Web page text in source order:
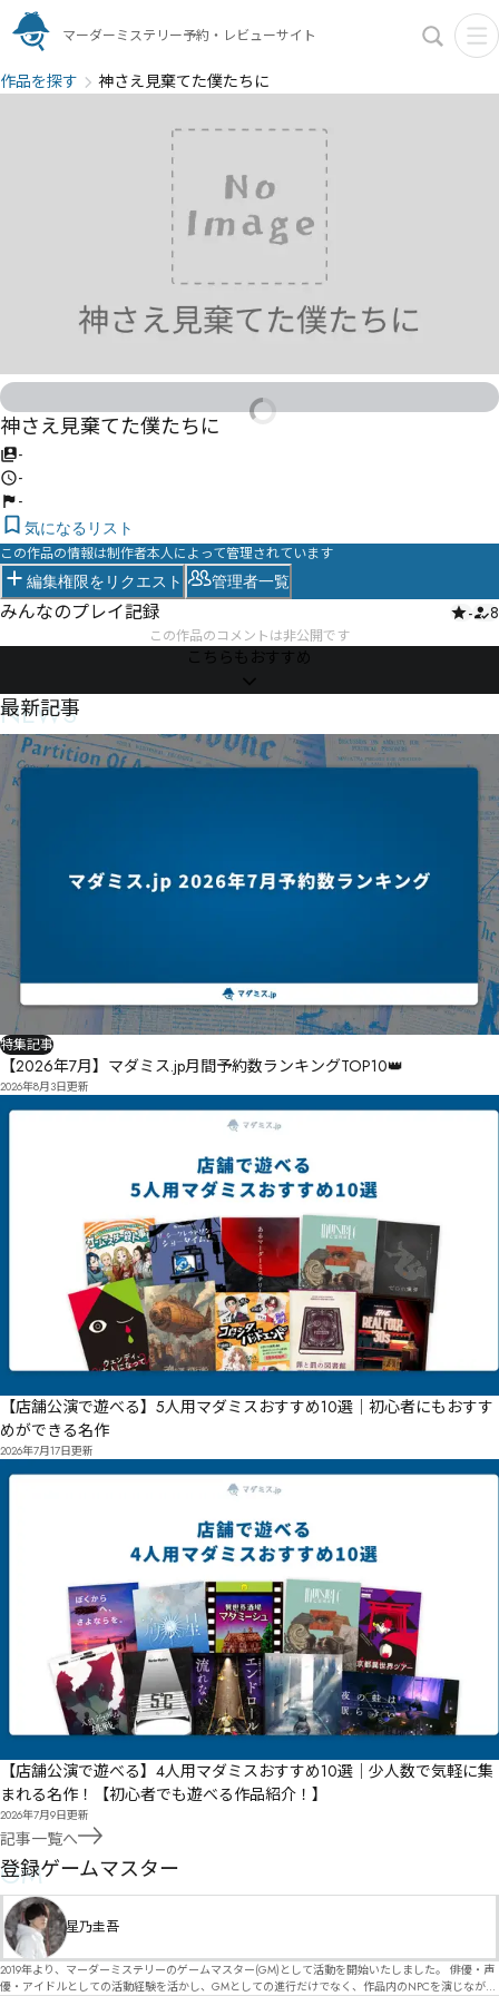
マーダーミステリー予約・レビューサイト
作品を探す 神さえ見棄てた僕たちに
神さえ見棄てた僕たちに
-
-
-
気になるリスト
この作品の情報は制作者本人によって管理されています
編集権限をリクエスト 管理者一覧
みんなのプレイ記録 - 8
この作品のコメントは非公開です
こちらもおすすめ
NEWS
最新記事
特集記事
【2026年7月】マダミス.jp月間予約数ランキングTOP10👑
2026年8月3日更新
【店舗公演で遊べる】5人用マダミスおすすめ10選｜初心者にもおすす
めができる名作
2026年7月17日更新
【店舗公演で遊べる】4人用マダミスおすすめ10選｜少人数で気軽に集
まれる名作！【初心者でも遊べる作品紹介！】
2026年7月9日更新
記事一覧へ
GM
登録ゲームマスター
星乃圭吾
2019年より、マーダーミステリーのゲームマスター(GM)として活動を開始いたしました。 俳優・声
優・アイドルとしての活動経験を活かし、GMとしての進行だけでなく、作品内のNPCを演じなが